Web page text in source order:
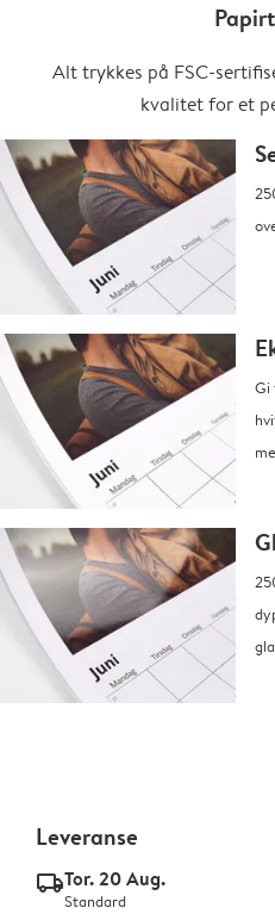
Alt trykkes på FSC-
kvalitet for et
Gi
Leveranse
delivery_standard_v2Tor. 20 Aug.
Standard